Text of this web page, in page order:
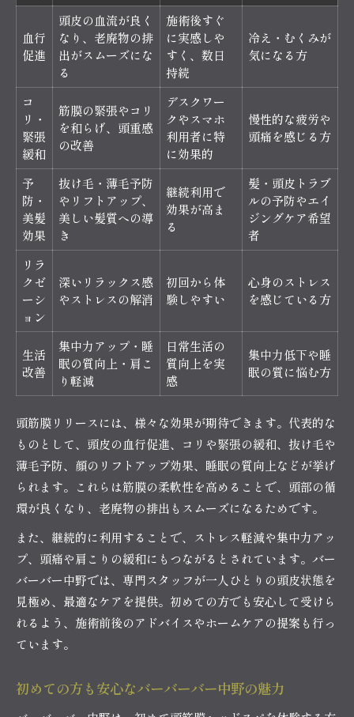
血行
促進
頭皮の血流が良く
なり、老廃物の排
出がスムーズにな
る
施術後すぐ
に実感しや
すく、数日
持続
冷え・むくみが
気になる方
コ
リ・
緊張
緩和
筋膜の緊張やコリ
を和らげ、頭重感
の改善
デスクワー
クやスマホ
利用者に特
に効果的
慢性的な疲労や
頭痛を感じる方
予
防・
美髪
効果
抜け毛・薄毛予防
やリフトアップ、
美しい髪質への導
き
継続利用で
効果が高ま
る
髪・頭皮トラブ
ルの予防やエイ
ジングケア希望
者
リラ
クゼ
ーシ
ョン
深いリラックス感
やストレスの解消
初回から体
験しやすい
心身のストレス
を感じている方
生活
改善
集中力アップ・睡
眠の質向上・肩こ
り軽減
日常生活の
質向上を実
感
集中力低下や睡
眠の質に悩む方
頭筋膜リリースには、様々な効果が期待できます。代表的な
ものとして、頭皮の血行促進、コリや緊張の緩和、抜け毛や
薄毛予防、顔のリフトアップ効果、睡眠の質向上などが挙げ
られます。これらは筋膜の柔軟性を高めることで、頭部の循
環が良くなり、老廃物の排出もスムーズになるためです。
また、継続的に利用することで、ストレス軽減や集中力アッ
プ、頭痛や肩こりの緩和にもつながるとされています。バー
バーバー中野では、専門スタッフが一人ひとりの頭皮状態を
見極め、最適なケアを提供。初めての方でも安心して受けら
れるよう、施術前後のアドバイスやホームケアの提案も行っ
ています。
初めての方も安心なバーバーバー中野の魅力